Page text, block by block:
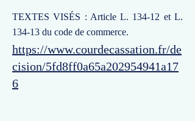
TEXTES VISÉS : Article L. 134-12 et L.
134-13 du code de commerce.
https://www.courdecassation.fr/de
cision/5fd8ff0a65a202954941a17
6